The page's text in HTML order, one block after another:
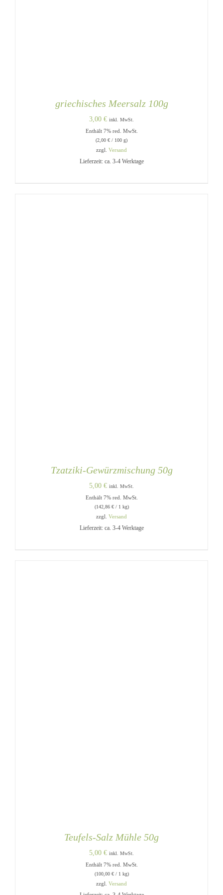
griechisches Meersalz 100g
3,00 € inkl. MwSt.
Enthält 7% red. MwSt.
(2,00 € / 100 g)
zzgl. Versand
Lieferzeit: ca. 3-4 Werktage
Tzatziki-Gewürzmischung 50g
5,00 € inkl. MwSt.
Enthält 7% red. MwSt.
(142,86 €/ 1 kg)
zzgl. Versand
Lieferzeit: ca. 3-4 Werktage
Teufels-Salz Mühle 50g
5,00 € inkl. MwSt.
Enthält 7% red. MwSt.
(100,00 €/ 1 kg)
zzgl. Versand